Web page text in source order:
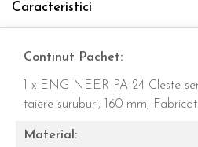
Caracteristici
Continut Pachet:
1 x ENGINEER PA-24 Cleste
taiere suruburi, 160 mm,
Material: